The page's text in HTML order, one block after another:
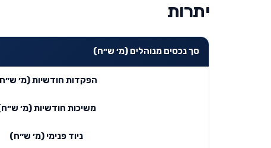
יתרות
סך נכסים מנוהלים (מ׳ ש״ח)
הפקדות חודשיות (מ׳
משיכות חודשיות (מ׳
ניוד פנימי (מ׳ ש״ח)